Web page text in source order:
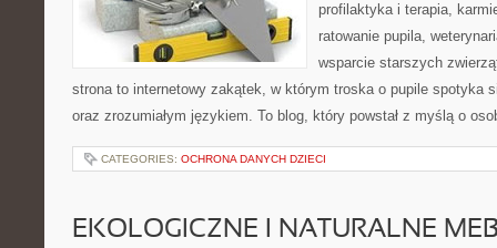
profilaktyka i terapia,
ratowanie pupila,
wsparcie starszych
strona to internetowy zakątek, w którym troska o pupile spotyka
oraz zrozumiałym językiem. To blog, który powstał z myślą o
CATEGORIES: OCHRONA DANYCH DZIECI
EKOLOGICZNE I NATURALNE